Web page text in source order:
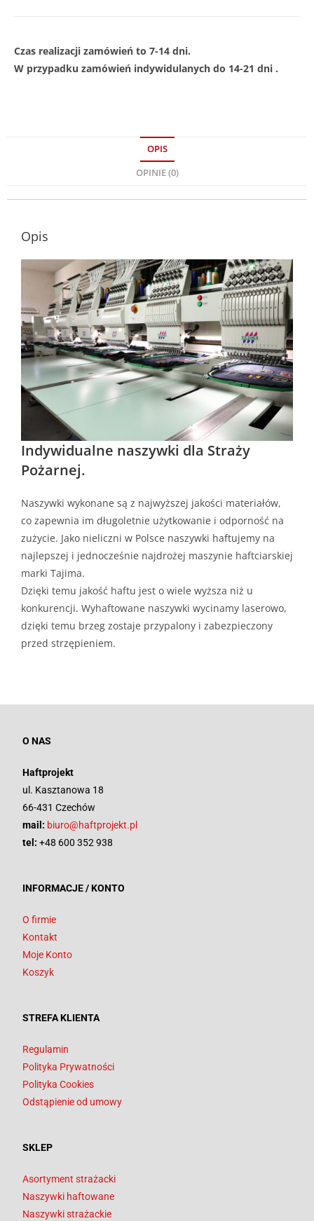
Czas realizacji zamówień to 7-14 dni.
W przypadku zamówień indywidulanych do 14-21 dni .
OPIS
OPINIE (0)
Opis
Indywidualne naszywki dla Straży
Pożarnej.
Naszywki wykonane są z najwyższej jakości materiałów,
co zapewnia im długoletnie użytkowanie i odporność na
zużycie. Jako nieliczni w Polsce naszywki haftujemy na
najlepszej i jednocześnie najdrożej maszynie haftciarskiej
marki Tajima.
Dzięki temu jakość haftu jest o wiele wyższa niż u
konkurencji. Wyhaftowane naszywki wycinamy laserowo,
dzięki temu brzeg zostaje przypalony i zabezpieczony
przed strzępieniem.
O NAS
Haftprojekt
ul. Kasztanowa 18
66-431 Czechów
mail: biuro@haftprojekt.pl
tel: +48 600 352 938
INFORMACJE / KONTO
O firmie
Kontakt
Moje Konto
Koszyk
STREFA KLIENTA
Regulamin
Polityka Prywatności
Polityka Cookies
Odstąpienie od umowy
SKLEP
Asortyment strażacki
Naszywki haftowane
Naszywki strażackie